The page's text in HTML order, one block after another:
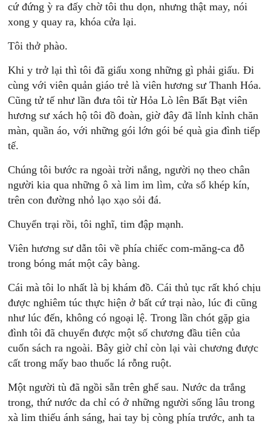
cứ đứng ỳ ra đấy chờ tôi thu dọn, nhưng thật may, nói
xong y quay ra, khóa cửa lại.
Tôi thở phào.
Khi y trở lại thì tôi đã giấu xong những gì phải giấu. Ði
cùng với viên quản giáo trẻ là viên hương sư Thanh Hóa.
Cũng tử tế như lần đưa tôi từ Hỏa Lò lên Bất Bạt viên
hương sư xách hộ tôi đồ đoàn, giờ đây đã lỉnh kỉnh chăn
màn, quần áo, với những gói lớn gói bé quà gia đình tiếp
tế.
Chúng tôi bước ra ngoài trời nắng, người nọ theo chân
người kia qua những ô xà lim im lìm, cửa sổ khép kín,
trên con đường nhỏ lạo xạo sỏi đá.
Chuyển trại rồi, tôi nghĩ, tim đập mạnh.
Viên hương sư dẫn tôi về phía chiếc com-măng-ca đỗ
trong bóng mát một cây bàng.
Cái mà tôi lo nhất là bị khám đồ. Cái thủ tục rất khó chịu
được nghiêm túc thực hiện ở bất cứ trại nào, lúc đi cũng
như lúc đến, không có ngoại lệ. Trong lần chót gặp gia
đình tôi đã chuyển được một số chương đầu tiên của
cuốn sách ra ngoài. Bây giờ chỉ còn lại vài chương được
cất trong mấy bao thuốc lá rỗng ruột.
Một người tù đã ngồi sẵn trên ghế sau. Nước da trắng
trong, thứ nước da chỉ có ở những người sống lâu trong
xà lim thiếu ánh sáng, hai tay bị còng phía trước, anh ta